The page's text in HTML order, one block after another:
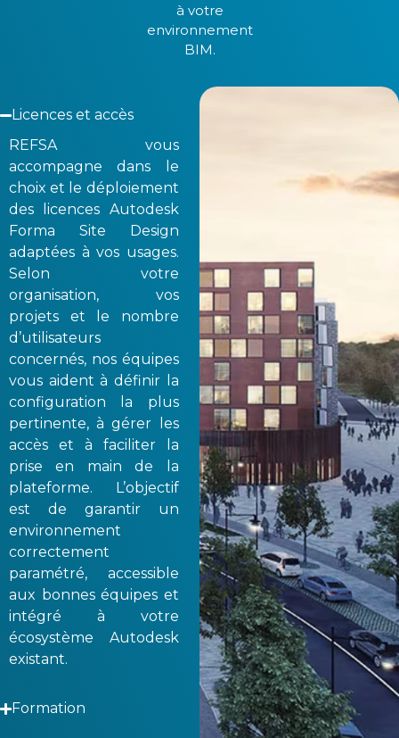
à votre
environnement
BIM.
Licences et accès
REFSA vous
accompagne dans le
choix et le déploiement
des licences Autodesk
Forma Site Design
adaptées à vos usages.
Selon votre
organisation, vos
projets et le nombre
d’utilisateurs
concernés, nos équipes
vous aident à définir la
configuration la plus
pertinente, à gérer les
accès et à faciliter la
prise en main de la
plateforme. L’objectif
est de garantir un
environnement
correctement
paramétré, accessible
aux bonnes équipes et
intégré à votre
écosystème Autodesk
existant.
Formation